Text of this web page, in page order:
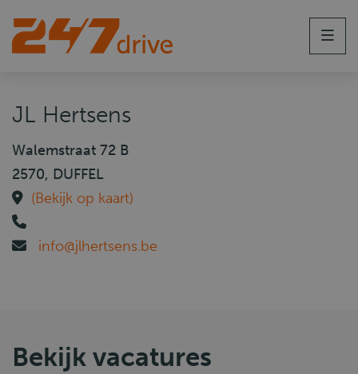
JL Hertsens
Walemstraat 72 B
2570, DUFFEL
(Bekijk op kaart)
info@jlhertsens.be
Bekijk vacatures